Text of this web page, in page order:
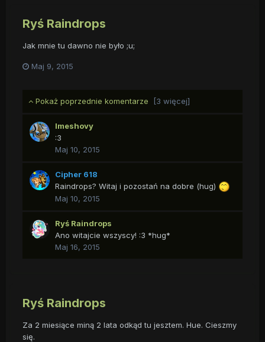
Ryś Raindrops
Jak mnie tu dawno nie było ;u;
Maj 9, 2015
Pokaż poprzednie komentarze [3 więcej]
Imeshovy
:3
Maj 10, 2015
Cipher 618
Raindrops? Witaj i pozostań na dobre (hug)
Maj 10, 2015
Ryś Raindrops
Ano witajcie wszyscy! :3 *hug*
Maj 16, 2015
Ryś Raindrops
Za 2 miesiące miną 2 lata odkąd tu jesztem. Hue. Cieszmy
się.